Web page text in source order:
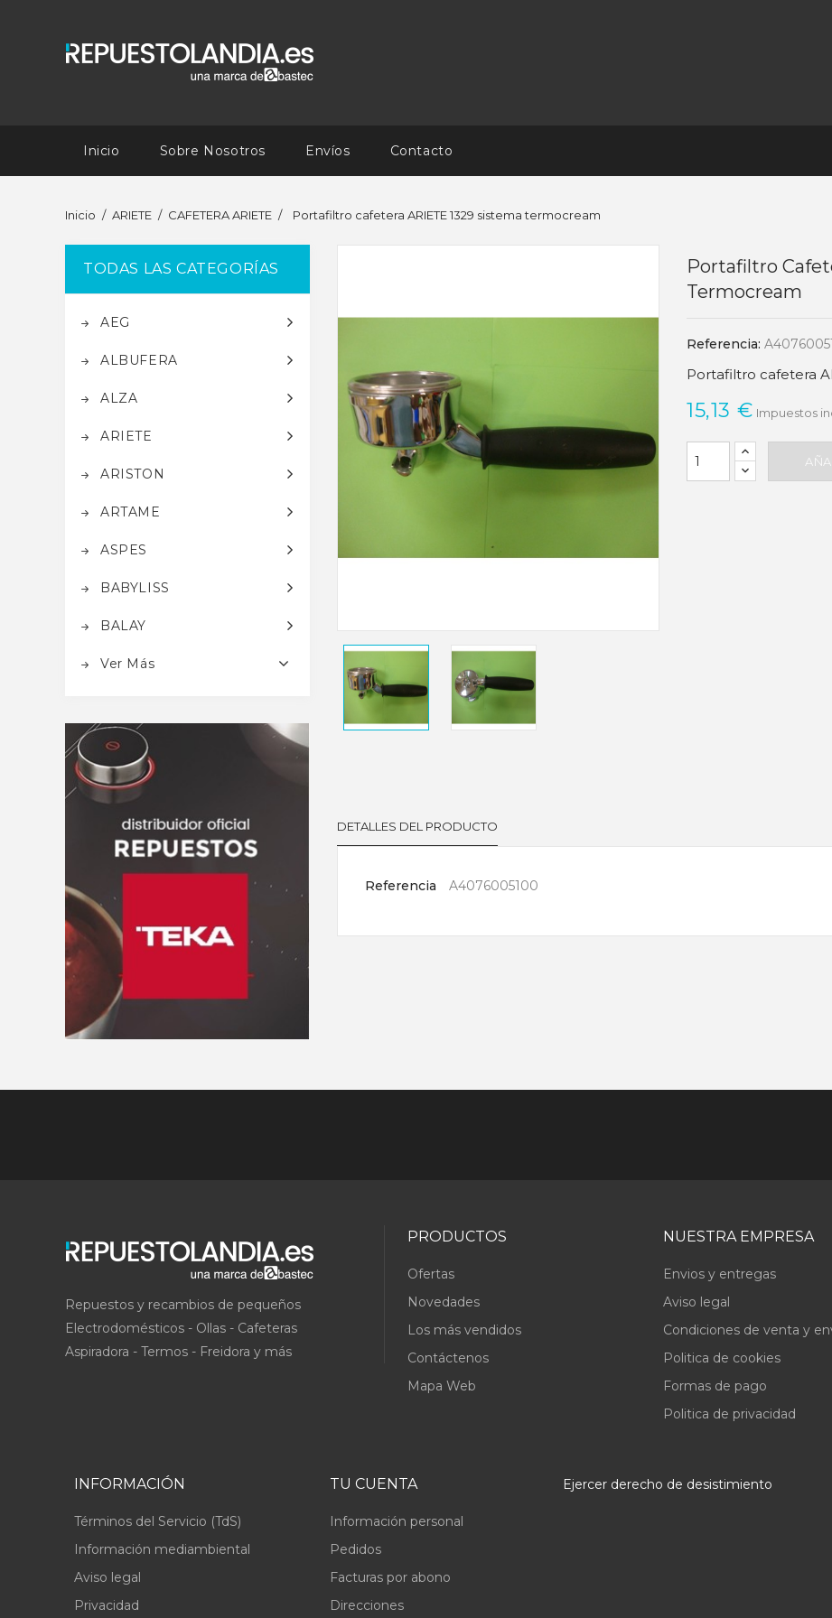
Inicio Sobre Nosotros Envíos Contacto
Inicio ARIETE CAFETERA ARIETE Portafiltro cafetera ARIETE 1329 sistema termocream
TODAS LAS CATEGORÍAS
AEG
ALBUFERA
ALZA
ARIETE
ARISTON
ARTAME
ASPES
BABYLISS
BALAY
Ver Más
Portafiltro
Termocream
Referencia:
Portafiltro cafetera
15,13 € Impuestos
DETALLES DEL PRODUCTO
Referencia A4076005100
Repuestos y recambios de pequeños
Electrodomésticos - Ollas - Cafeteras
Aspiradora - Termos - Freidora y más
PRODUCTOS
Ofertas
Novedades
Los más vendidos
Contáctenos
Mapa Web
NUESTRA EMPRESA
Envios y entregas
Aviso legal
Condiciones de venta y
Politica de cookies
Formas de pago
Politica de privacidad
INFORMACIÓN
Términos del Servicio (TdS)
Información mediambiental
Aviso legal
Privacidad
TU CUENTA
Información personal
Pedidos
Facturas por abono
Direcciones
Ejercer derecho de desistimiento